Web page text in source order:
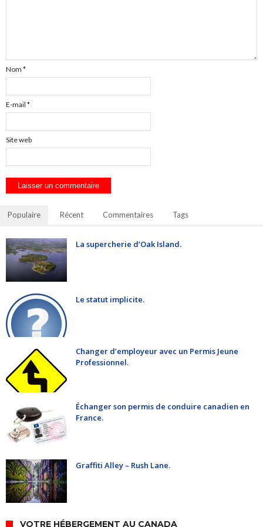
Nom *
E-mail *
Site web
Populaire Récent Commentaires Tags
La supercherie d’Oak Island.
Le statut implicite.
Changer d’employeur avec un Permis Jeune
Professionnel.
Échanger son permis de conduire canadien en
France.
Graffiti Alley – Rush Lane.
VOTRE HÉBERGEMENT AU CANADA